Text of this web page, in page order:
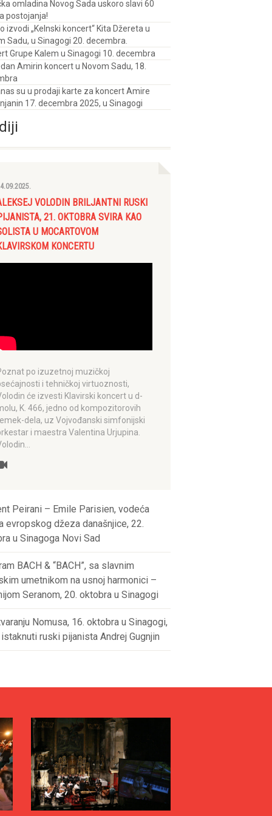
omladina Novog Sada uskoro slavi 60
postojanja!
izvodi „Kelnski koncert“ Kita Džereta u
Sadu, u Sinagogi 20. decembra.
Grupe Kalem u Sinagogi 10. decembra
Amirin koncert u Novom Sadu, 18.
su u prodaji karte za koncert Amire
17. decembra 2025, u Sinagogi
VOLODIN BRILJANTNI RUSKI
21. OKTOBRA SVIRA KAO
U MOCARTOVOM
KONCERTU
po izuzetnoj muzičkoj
i tehničkoj virtuoznosti,
će izvesti Klavirski koncert u d-
K. 466, jedno od kompozitorovih
dela, uz Vojvođanski simfonijski
i maestra Valentina Urjupina.
Peirani – Emile Parisien, vodeća
evropskog džeza današnjice, 22.
u Sinagoga Novi Sad
BACH & “BACH”, sa slavnim
umetnikom na usnoj harmonici –
Seranom, 20. oktobra u Sinagogi
Nomusa, 16. oktobra u Sinagogi,
ruski pijanista Andrej Gugnjin